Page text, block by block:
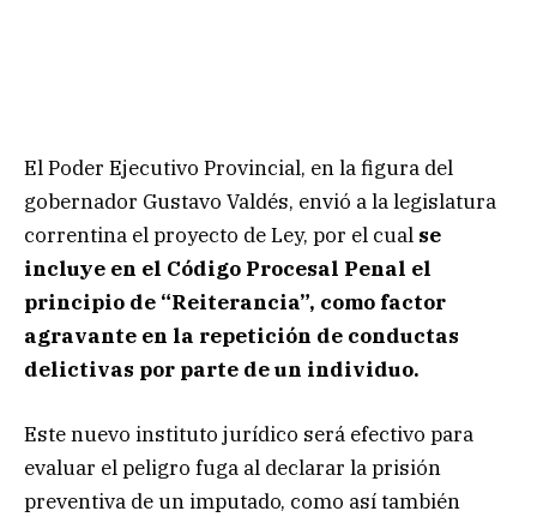
El Poder Ejecutivo Provincial, en la figura del
gobernador Gustavo Valdés, envió a la legislatura
correntina el proyecto de Ley, por el cual se
incluye en el Código Procesal Penal el
principio de “Reiterancia”, como factor
agravante en la repetición de conductas
delictivas por parte de un individuo.
Este nuevo instituto jurídico será efectivo para
evaluar el peligro fuga al declarar la prisión
preventiva de un imputado, como así también